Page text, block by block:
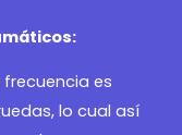
es
lo cual así